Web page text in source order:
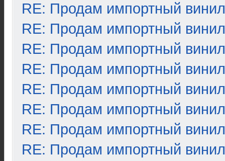
RE: Продам импортный винил
RE: Продам импортный винил
RE: Продам импортный винил
RE: Продам импортный винил
RE: Продам импортный винил
RE: Продам импортный винил
RE: Продам импортный винил
RE: Продам импортный винил